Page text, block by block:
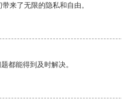
来了无限的隐私和自由。
都能得到及时解决。